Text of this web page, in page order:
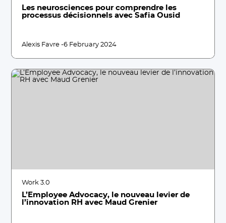
Les neurosciences pour comprendre les
processus décisionnels avec Safia Ousid
Alexis Favre -6 February 2024
Work 3.0
L’Employee Advocacy, le nouveau levier de
l’innovation RH avec Maud Grenier